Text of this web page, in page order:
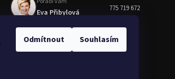
Odmítnout Souhlasím
Eva Přibylová
775 719 672